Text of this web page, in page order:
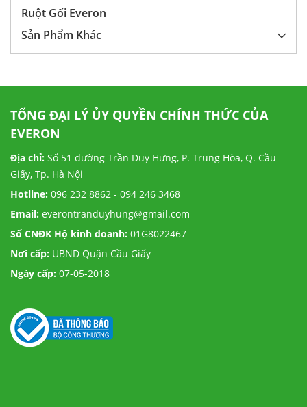
Ruột Gối Everon
Sản Phẩm Khác
TỔNG ĐẠI LÝ ỦY QUYỀN CHÍNH THỨC CỦA
EVERON
Địa chỉ: Số 51 đường Trần Duy Hưng, P. Trung Hòa, Q. Cầu
Giấy, Tp. Hà Nội
Hotline: 096 232 8862 - 094 246 3468
Email: everontranduyhung@gmail.com
Số CNĐK Hộ kinh doanh: 01G8022467
Nơi cấp: UBND Quận Cầu Giấy
Ngày cấp: 07-05-2018